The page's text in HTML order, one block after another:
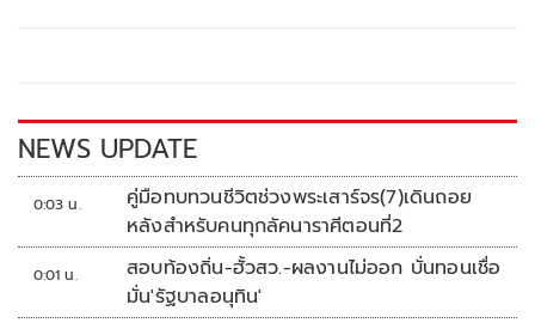
k k
NEWS UPDATE
0:03 น.
คู่มือทบทวนชีวิตช่วงพระเสาร์จร(7)เดินถอย
หลังสำหรับคนทุกลัคนาราศีตอนที่2
0:01 น.
สอบท้องถิ่น-ฮั้วสว.-ผลงานไม่ออก บั่นทอนเชื่อ
มั่น'รัฐบาลอนุทิน'